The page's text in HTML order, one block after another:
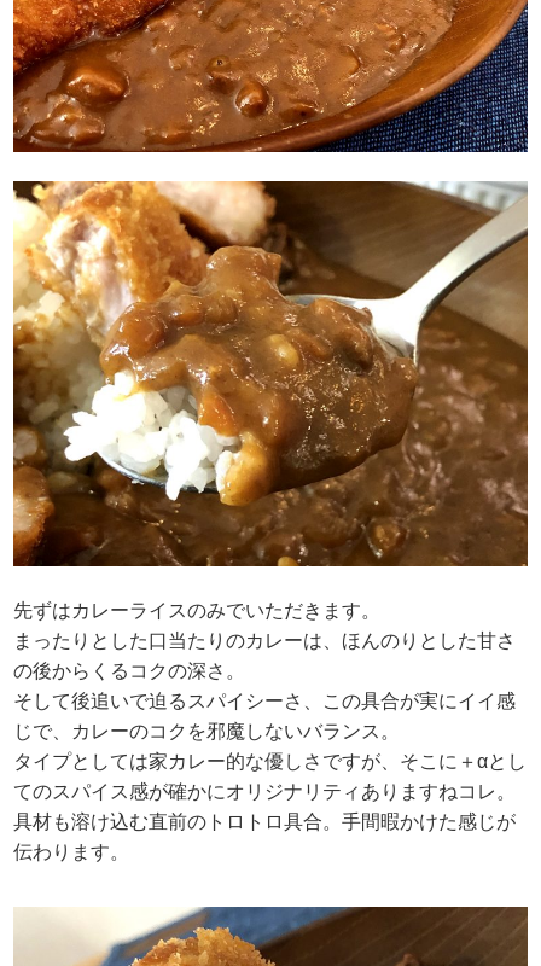
先ずはカレーライスのみでいただきます。
まったりとした口当たりのカレーは、ほんのりとした甘さ
の後からくるコクの深さ。
そして後追いで迫るスパイシーさ、この具合が実にイイ感
じで、カレーのコクを邪魔しないバランス。
タイプとしては家カレー的な優しさですが、そこに＋αとし
てのスパイス感が確かにオリジナリティありますねコレ。
具材も溶け込む直前のトロトロ具合。手間暇かけた感じが
伝わります。